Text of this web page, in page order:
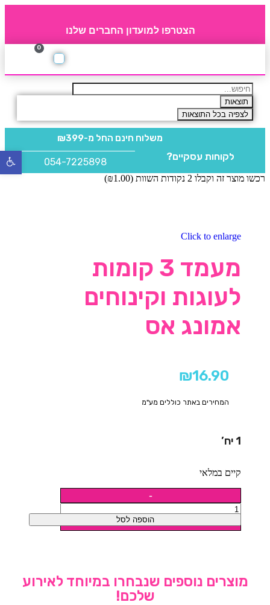
הצטרפו למועדון החברים שלנו
0
תוצאות
לצפיה בכל התוצאות
משלוח חינם החל מ-₪399
לקוחות עסקיים? 054-7225898
רכשו מוצר זה וקבלו 2 נקודות השוות ( ₪1.00
)
Click to enlarge
מעמד 3 קומות
לעוגות וקינוחים
אמונג אס
₪16.90
המחירים באתר כוללים מע"מ
1 יח’
קיים במלאי
הוספה לסל
מוצרים נוספים שנבחרו במיוחד לאירוע
שלכם!
פתח